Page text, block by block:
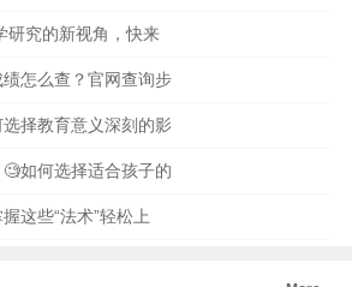
研究的新视角，快来
怎么查？官网查询步
择教育意义深刻的影
如何选择适合孩子的
这些“法术”轻松上